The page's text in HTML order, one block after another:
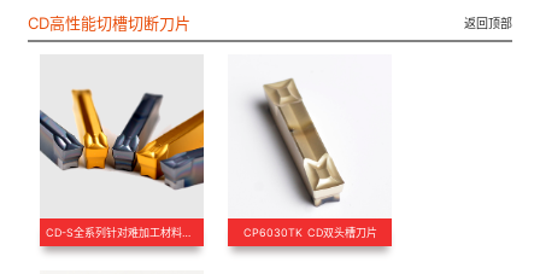
CD高性能切槽切断刀片 返回顶部
CP6030TK CD双头槽刀片